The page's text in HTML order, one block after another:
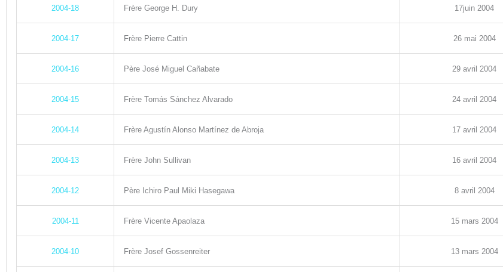
2004-18 Frère George H. Dury 17juin 2004
2004-17 Frère Pierre Cattin 26mai 2004
2004-16 Père José Miguel Cañabate 29 avril 2004
2004-15 Frère Tomás Sánchez Alvarado 24 avril 2004
2004-14 Frère Agustín Alonso Martínez de Abroja 17 avril 2004
2004-13 Frère John Sullivan 16 avril 2004
2004-12 Père Ichiro Paul Miki Hasegawa 8avril 2004
2004-11 Frère Vicente Apaolaza 15mars 2004
2004-10 Frère Josef Gossenreiter 13mars 2004